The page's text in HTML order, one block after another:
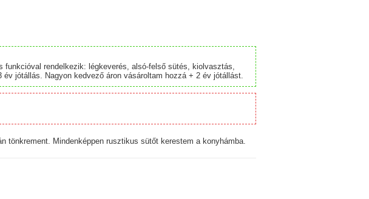
rendelkezik: légkeverés, alsó-felső sütés, kiolvasztás,
jótállás. Nagyon kedvező áron vásároltam hozzá + 2 év jótállást.
tönkrement. Mindenképpen rusztikus sütőt kerestem a konyhámba.